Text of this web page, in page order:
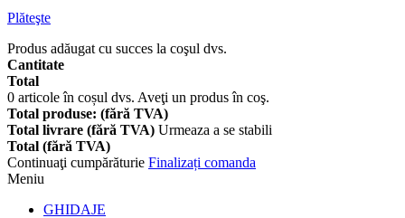
Plăteşte
Produs adăugat cu succes la coşul dvs.
Cantitate
Total
0 articole în coșul dvs. Aveţi un produs în coş.
Total produse: (fără TVA)
Total livrare (fără TVA) Urmeaza a se stabili
Total (fără TVA)
Continuaţi cumpărăturie Finalizați comanda
Meniu
GHIDAJE